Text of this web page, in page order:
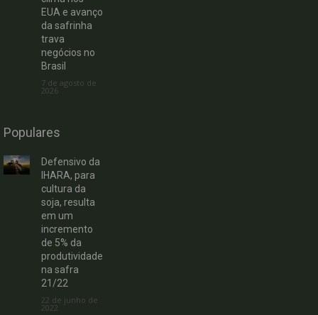
EUA e avanço
da safrinha
trava
negócios no
Brasil
7 de agosto de
2026
Populares
Defensivo da
IHARA, para
cultura da
soja, resulta
em um
incremento
de 5% da
produtividade
na safra
21/22
22 de junho de
2022